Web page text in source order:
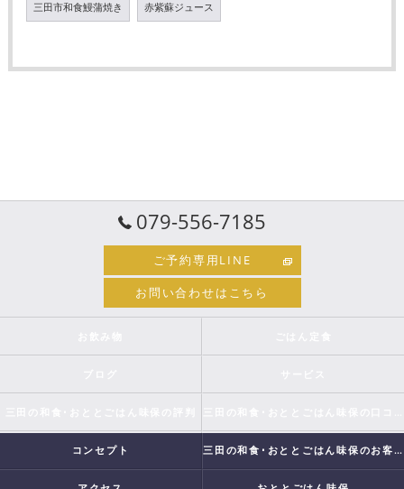
三田市和食鰻蒲焼き 赤紫蘇ジュース
079-556-7185
ご予約専用LINE
お問い合わせはこちら
コンセプト 三田の和食･おととごはん味保のお客様の声